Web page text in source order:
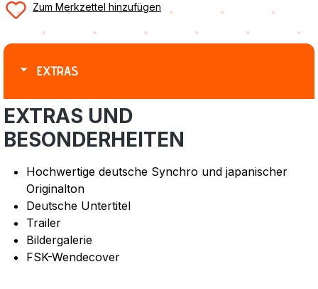
Zum Merkzettel hinzufügen
EXTRAS
EXTRAS UND
BESONDERHEITEN
Hochwertige deutsche Synchro und japanischer
Originalton
Deutsche Untertitel
Trailer
Bildergalerie
FSK-Wendecover